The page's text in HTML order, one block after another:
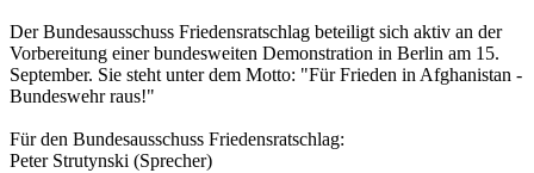
Der Bundesausschuss Friedensratschlag beteiligt sich aktiv an der
Vorbereitung einer bundesweiten Demonstration in Berlin am 15.
September. Sie steht unter dem Motto: "Für Frieden in Afghanistan -
Bundeswehr raus!"
Für den Bundesausschuss Friedensratschlag:
Peter Strutynski (Sprecher)